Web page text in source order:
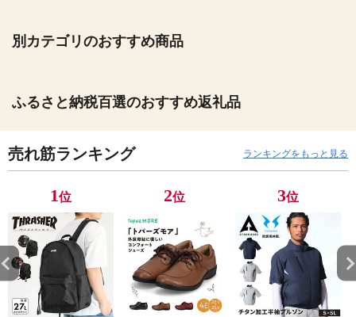
別カテゴリのおすすめ商品
ふるさと納税百選のおすすめ返礼品
売れ筋ランキング ランキングをもっと見る
1位 2位 3位